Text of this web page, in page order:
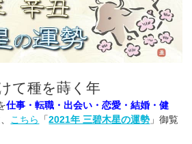
て種を蒔く年
仕事・転職・出会い・恋愛・結婚・健
こちら 「2021年 三碧木星の運勢 」御覧